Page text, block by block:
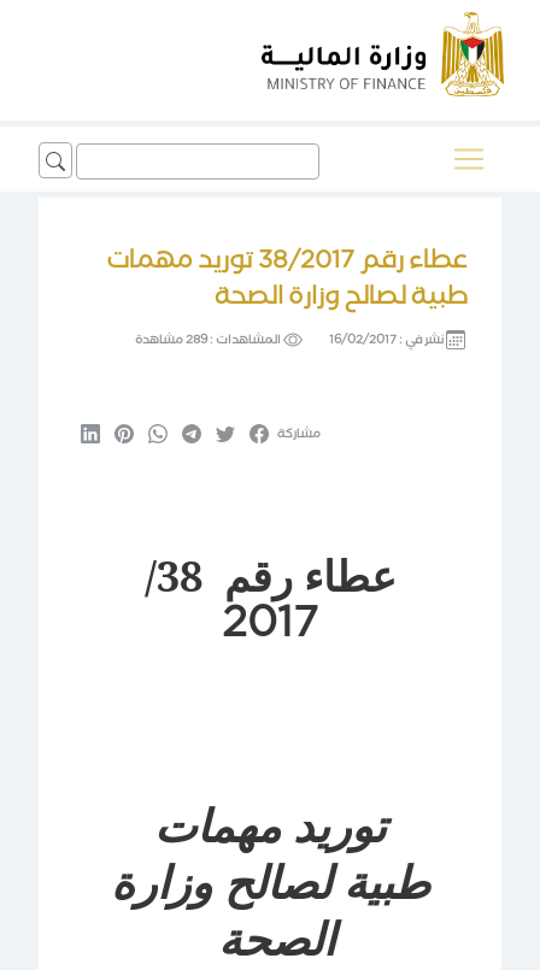
Search
for:
عطاء رقم 38/2017 توريد مهمات
طبية لصالح وزارة الصحة
نشر في :16/02/2017 المشاهدات :289 مشاهدة
مشاركة
عطاء رقم 38/
2017
توريد مهمات
طبية لصالح وزارة
الصحة